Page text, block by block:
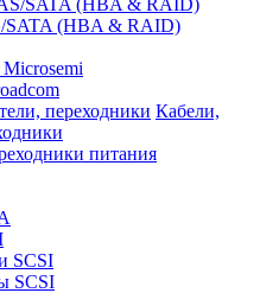
SATA (HBA & RAID)
Кабели,
питания
SCSI
SCSI